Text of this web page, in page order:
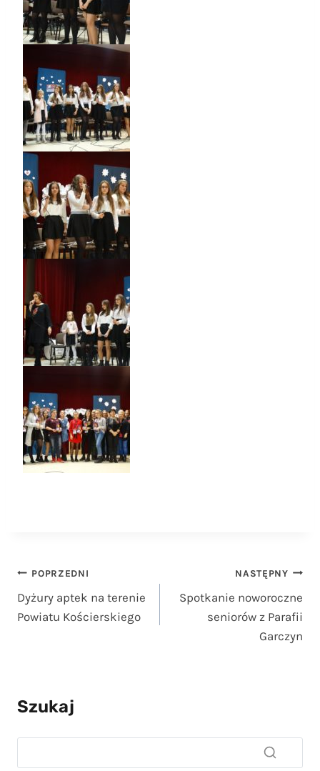
Nawigacja
wpisu
POPRZEDNI
Dyżury aptek na terenie
Powiatu Kościerskiego
NASTĘPNY
Spotkanie noworoczne
seniorów z Parafii
Garczyn
Szukaj